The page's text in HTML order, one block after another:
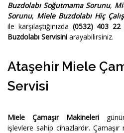
Buzdolabı Soğutmama Sorunu,
Sorunu, Miele Buzdolabı Hiç
ile karşılaştığınızda (0532) 403 22
Buzdolabı Servisini arayabilirsiniz.
Ataşehir Miele
Servisi
Miele Çamaşır Makineleri
işlevlere sahip cihazlardır.